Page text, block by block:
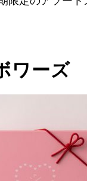
ワーズ